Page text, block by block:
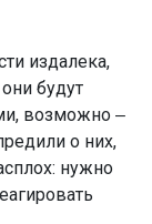
издалека,
будут
возможно ‒
о них,
нужно